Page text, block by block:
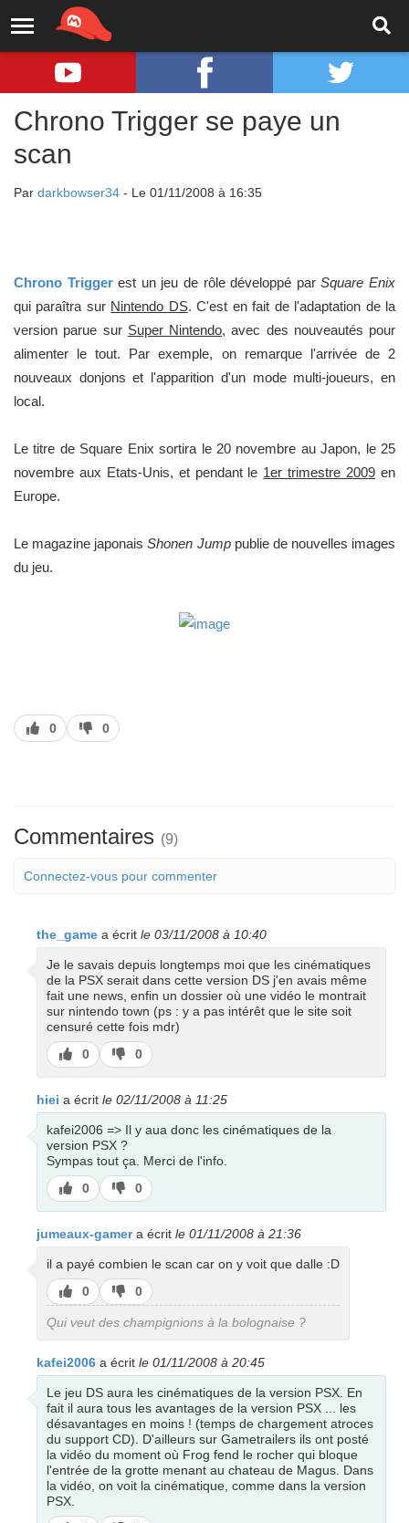
Chrono Trigger se paye un
scan
Par darkbowser34 - Le 01/11/2008 à 16:35
Chrono Triggerest un jeu de rôle développé parSquare Enix
qui paraîtra sur Nintendo DS. C'est en fait de l'adaptation de la
version parue sur Super Nintendo, avec des nouveautés pour
alimenter le tout. Par exemple, on remarque l'arrivée de 2
nouveaux donjons et l'apparition d'un mode multi-joueurs, en
local.
Le titre de Square Enix sortira le 20 novembre au Japon, le 25
novembre aux Etats-Unis, et pendant le 1er trimestre 2009 en
Europe.
Le magazine japonaisShonen Jumppublie de nouvelles images
du jeu.
J’aime
0
J’aime
pas
0
Commentaires (9)
Connectez-vous pour commenter
the_game a écrit le 03/11/2008 à 10:40
Je le savais depuis longtemps moi que les cinématiques
de la PSX serait dans cette version DS j'en avais même
fait une news, enfin un dossier où une vidéo le montrait
sur nintendo town (ps : y a pas intérêt que le site soit
censuré cette fois mdr)
J’aime
0
J’aime
pas
0
hiei a écrit le 02/11/2008 à 11:25
kafei2006 => Il y aua donc les cinématiques de la
version PSX ?
Sympas tout ça. Merci de l'info.
J’aime
0
J’aime
pas
0
jumeaux-gamera écrit le 01/11/2008 à 21:36
il a payé combien le scan car on y voit que dalle :D
J’aime
0
J’aime
pas
0
Qui veut des champignions à la bolognaise ?
kafei2006 a écrit le 01/11/2008 à 20:45
Le jeu DS aura les cinématiques de la version PSX. En
fait il aura tous les avantages de la version PSX ... les
désavantages en moins ! (temps de chargement atroces
du support CD). D'ailleurs sur Gametrailers ils ont posté
la vidéo du moment où Frog fend le rocher qui bloque
l'entrée de la grotte menant au chateau de Magus. Dans
la vidéo, on voit la cinématique, comme dans la version
PSX.